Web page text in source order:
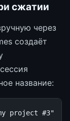
сжатии
через
создаёт
название: